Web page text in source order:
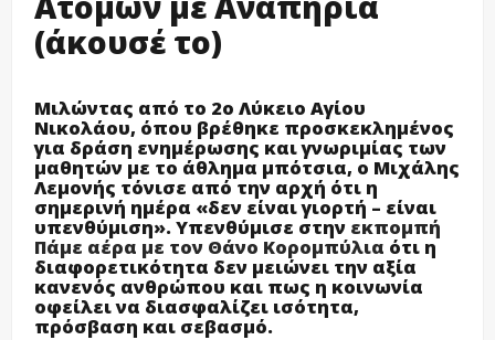
(άκουσέ το)
Μιλώντας από το 2ο Λύκειο Αγίου
Νικολάου, όπου βρέθηκε προσκεκλημένος
για δράση ενημέρωσης και γνωριμίας των
μαθητών με το άθλημα μπότσια, ο Μιχάλης
Λεμονής τόνισε από την αρχή ότι η
σημερινή ημέρα «δεν είναι γιορτή – είναι
υπενθύμιση». Υπενθύμισε στην εκπομπή
Πάμε αέρα με τον Θάνο Κορομπύλια ότι η
διαφορετικότητα δεν μειώνει την αξία
κανενός ανθρώπου και πως η κοινωνία
οφείλει να διασφαλίζει ισότητα,
πρόσβαση και σεβασμό.